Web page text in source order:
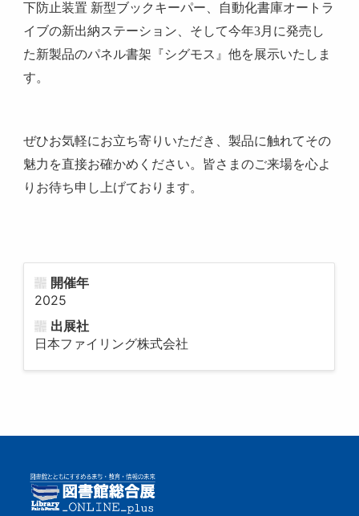
下防止装置 新型ブックキーパー、自動化書庫オートラ
イブの新出納ステーション、そして今年3月に発売し
た新製品のパネル書架『シグモス』他を展示いたしま
す。
ぜひお気軽にお立ち寄りいただき、製品に触れてその
魅力を直接お確かめください。皆さまのご来場を心よ
りお待ち申し上げております。
開催年
2025
出展社
日本ファイリング株式会社